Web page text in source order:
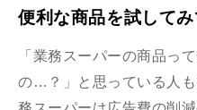
便利な商品を試してみ
「業務スーパーの商品っ
の…？」と思っている人